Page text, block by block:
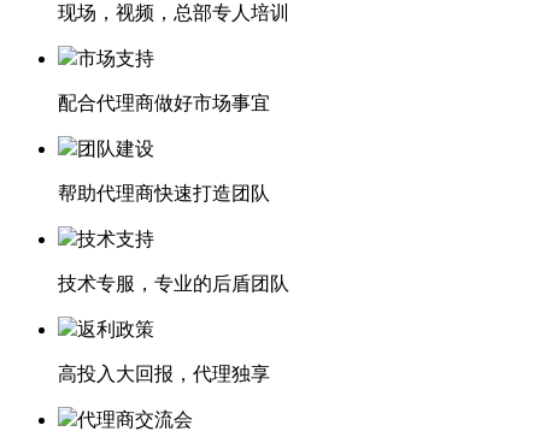
现场，视频，总部专人培训
市场支持
配合代理商做好市场事宜
团队建设
帮助代理商快速打造团队
技术支持
技术专服，专业的后盾团队
返利政策
高投入大回报，代理独享
代理商交流会